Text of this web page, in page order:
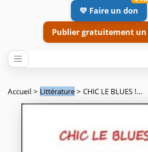
💛 Faire un don
Publier gratuitement
Accueil > Littérature > CHIC LE BLUES !...